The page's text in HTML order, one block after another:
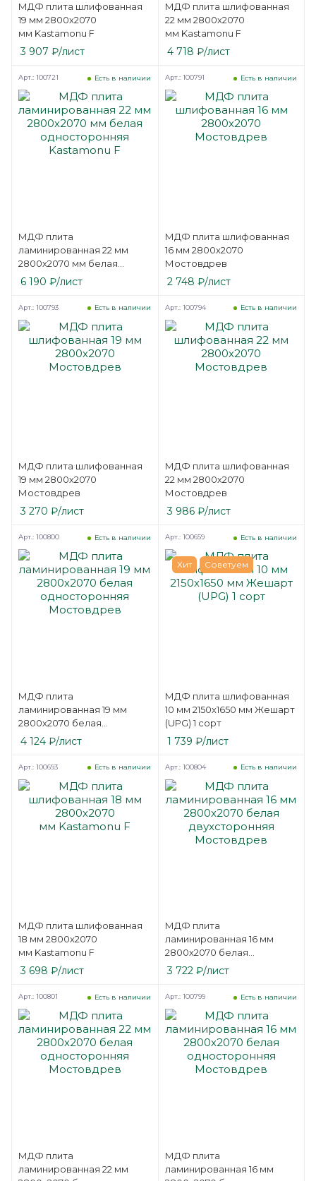
МДФ плита шлифованная
19 мм 2800х2070
мм Kastamonu F
3 907 ₽/лист
МДФ плита шлифованная
22 мм 2800х2070
мм Kastamonu F
4 718 ₽/лист
МДФ плита
ламинированная 22 мм
2800х2070 мм белая
односторонняя
Kastamonu F
Есть в наличии
Арт.: 100721
6 190 ₽/лист
МДФ плита шлифованная
16 мм 2800х2070
Мостовдрев
Есть в наличии
Арт.: 100791
2 748 ₽/лист
МДФ плита шлифованная
19 мм 2800х2070
Мостовдрев
Есть в наличии
Арт.: 100793
3 270 ₽/лист
МДФ плита шлифованная
22 мм 2800х2070
Мостовдрев
Есть в наличии
Арт.: 100794
3 986₽/лист
МДФ плита
ламинированная 19 мм
2800х2070 белая
односторонняя
Мостовдрев
Есть в наличии
Арт.: 100800
4 124 ₽/лист
Хит Советуем
МДФ плита шлифованная
10 мм 2150х1650 мм Жешарт
(UPG) 1 сорт
Есть в наличии
Арт.: 100659
1 739 ₽/лист
МДФ плита шлифованная
18 мм 2800х2070
мм Kastamonu F
Есть в наличии
Арт.: 100693
3 698 ₽/лист
МДФ плита
ламинированная 16 мм
2800х2070 белая
двухсторонняя
Мостовдрев
Есть в наличии
Арт.: 100804
3 722₽/лист
МДФ плита
ламинированная 22 мм
Есть в наличии
Арт.: 100801
МДФ плита
ламинированная 16 мм
Есть в наличии
Арт.: 100799